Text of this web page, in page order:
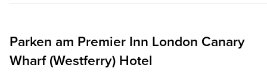
Parken am Premier Inn London Canary
Wharf (Westferry) Hotel